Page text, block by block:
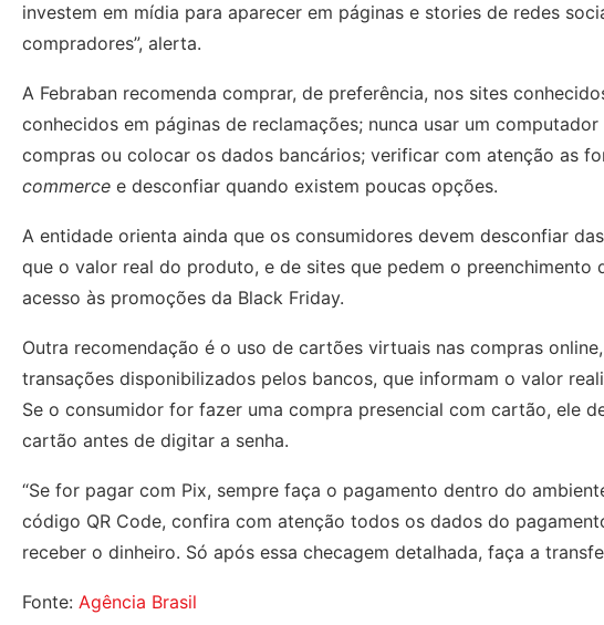
investem em mídia para aparecer em páginas e stories de redes
compradores”, alerta.
A Febraban recomenda comprar, de preferência, nos sites
conhecidos em páginas de reclamações; nunca usar um
compras ou colocar os dados bancários; verificar com atenção as
commerce e desconfiar quando existem poucas opções.
A entidade orienta ainda que os consumidores devem desconfiar
que o valor real do produto, e de sites que pedem o
acesso às promoções da Black Friday.
Outra recomendação é o uso de cartões virtuais nas compras
transações disponibilizados pelos bancos, que informam o valor
Se o consumidor for fazer uma compra presencial com cartão, ele
cartão antes de digitar a senha.
“Se for pagar com Pix, sempre faça o pagamento dentro do
código QR Code, confira com atenção todos os dados do
receber o dinheiro. Só após essa checagem detalhada, faça a
Fonte: Agência Brasil